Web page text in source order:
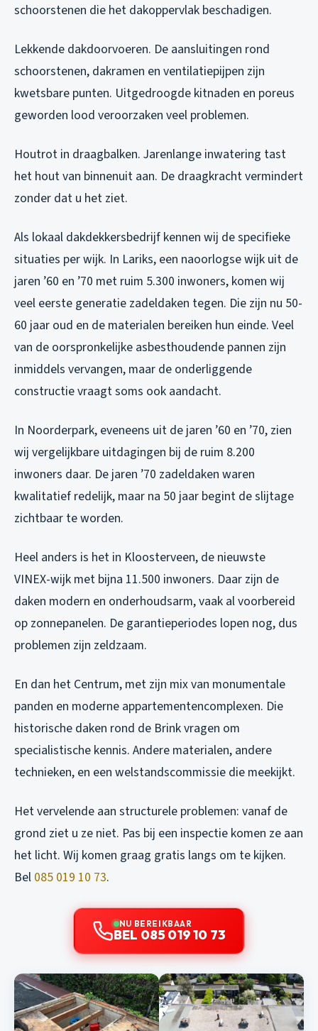
schoorstenen die het dakoppervlak beschadigen.
Lekkende dakdoorvoeren. De aansluitingen rond
schoorstenen, dakramen en ventilatiepijpen zijn
kwetsbare punten. Uitgedroogde kitnaden en poreus
geworden lood veroorzaken veel problemen.
Houtrot in draagbalken. Jarenlange inwatering tast
het hout van binnenuit aan. De draagkracht vermindert
zonder dat u het ziet.
Als lokaal dakdekkersbedrijf kennen wij de specifieke
situaties per wijk. In Lariks, een naoorlogse wijk uit de
jaren ’60 en ’70 met ruim 5.300 inwoners, komen wij
veel eerste generatie zadeldaken tegen. Die zijn nu 50-
60 jaar oud en de materialen bereiken hun einde. Veel
van de oorspronkelijke asbesthoudende pannen zijn
inmiddels vervangen, maar de onderliggende
constructie vraagt soms ook aandacht.
In Noorderpark, eveneens uit de jaren ’60 en ’70, zien
wij vergelijkbare uitdagingen bij de ruim 8.200
inwoners daar. De jaren ’70 zadeldaken waren
kwalitatief redelijk, maar na 50 jaar begint de slijtage
zichtbaar te worden.
Heel anders is het in Kloosterveen, de nieuwste
VINEX-wijk met bijna 11.500 inwoners. Daar zijn de
daken modern en onderhoudsarm, vaak al voorbereid
op zonnepanelen. De garantieperiodes lopen nog, dus
problemen zijn zeldzaam.
En dan het Centrum, met zijn mix van monumentale
panden en moderne appartementencomplexen. Die
historische daken rond de Brink vragen om
specialistische kennis. Andere materialen, andere
technieken, en een welstandscommissie die meekijkt.
Het vervelende aan structurele problemen: vanaf de
grond ziet u ze niet. Pas bij een inspectie komen ze aan
het licht. Wij komen graag gratis langs om te kijken.
Bel 085 019 10 73.
NU BEREIKBAAR
BEL 085 019 10 73